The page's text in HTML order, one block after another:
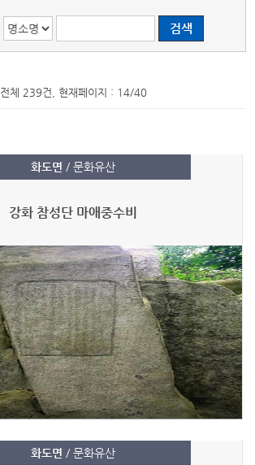
전체 239건, 현재페이지 : 14/40
화도면 / 문화유산
강화 참성단 마애중수비
화도면 / 문화유산